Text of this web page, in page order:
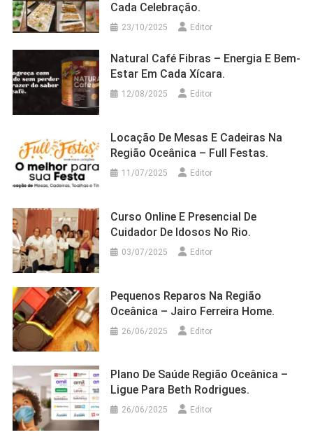
Cada Celebração.
23/10/2025 Editor
Natural Café Fibras – Energia E Bem-
Estar Em Cada Xícara.
12/08/2025 Editor
Locação De Mesas E Cadeiras Na
Região Oceânica – Full Festas.
11/07/2025 Editor
Curso Online E Presencial De
Cuidador De Idosos No Rio.
03/07/2025 Editor
Pequenos Reparos Na Região
Oceânica – Jairo Ferreira Home.
26/06/2025 Editor
Plano De Saúde Região Oceânica –
Ligue Para Beth Rodrigues.
26/06/2025 Editor